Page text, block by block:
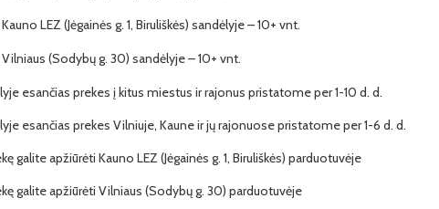
LEZ (Jėgainės g. 1, Biruliškės) sandėlyje – 10+ vnt.
(Sodybų g. 30) sandėlyje – 10+ vnt.
esančias prekes į kitus miestus ir rajonus pristatome per 1-10 d. d.
esančias prekes Vilniuje, Kaune ir jų rajonuose pristatome per 1-6 d. d.
galite apžiūrėti Kauno LEZ (Jėgainės g. 1, Biruliškės) parduotuvėje
galite apžiūrėti Vilniaus (Sodybų g. 30) parduotuvėje